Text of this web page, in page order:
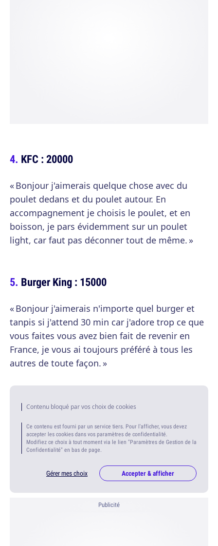
KFC : 20000
« Bonjour j'aimerais quelque chose avec du
poulet dedans et du poulet autour. En
accompagnement je choisis le poulet, et en
boisson, je pars évidemment sur un poulet
light, car faut pas déconner tout de même. »
Burger King : 15000
« Bonjour j'aimerais n'importe quel burger et
tanpis si j'attend 30 min car j'adore trop ce que
vous faites vous avez bien fait de revenir en
France, je vous ai toujours préféré à tous les
autres de toute façon. »
Contenu bloqué par vos choix de cookies
Ce contenu est fourni par un service tiers. Pour l'afficher, vous devez
accepter les cookies dans vos paramètres de confidentialité.
Modifiez ce choix à tout moment via le lien "Paramètres de Gestion de la
Confidentialité" en bas de page.
Gérer mes choix Accepter & afficher
Publicité